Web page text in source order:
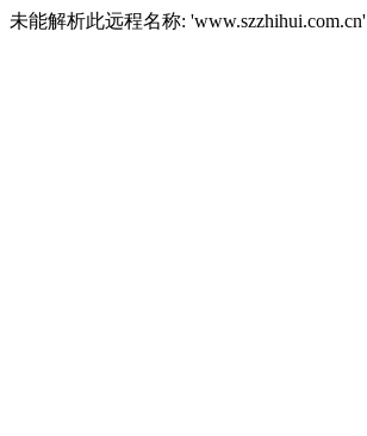
未能解析此远程名称: 'www.szzhihui.com.cn'